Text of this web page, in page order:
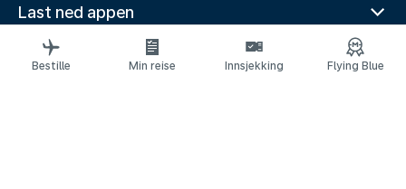
Last ned appen
Relaterte nettsider
Reiseguider
Bestille Min reise Innsjekking Flying Blue